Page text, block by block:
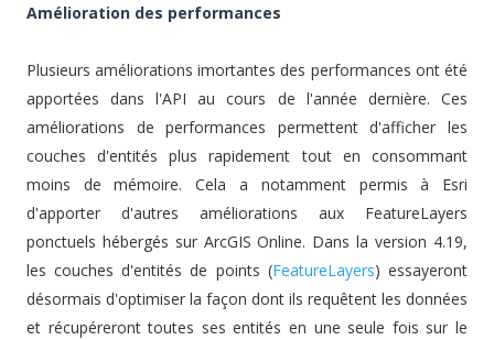
Amélioration des performances
Plusieurs améliorations imortantes des performances ont été
apportées dans l'API au cours de l'année dernière. Ces
améliorations de performances permettent d'afficher les
couches d'entités plus rapidement tout en consommant
moins de mémoire. Cela a notamment permis à Esri
d'apporter d'autres améliorations aux FeatureLayers
ponctuels hébergés sur ArcGIS Online. Dans la version 4.19,
les couches d'entités de points (FeatureLayers) essayeront
désormais d'optimiser la façon dont ils requêtent les données
et récupéreront toutes ses entités en une seule fois sur le